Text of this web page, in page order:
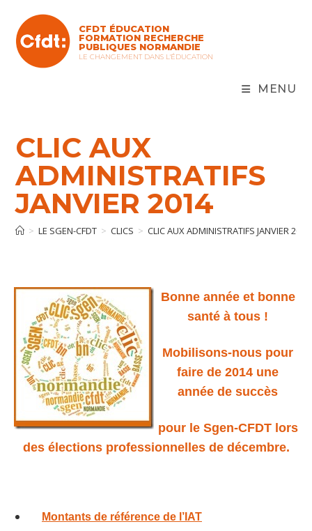
content
CFDT ÉDUCATION
FORMATION RECHERCHE
PUBLIQUES NORMANDIE
LE CHANGEMENT DANS L'ÉDUCATION
MENU
CLIC AUX
ADMINISTRATIFS
JANVIER 2014
> LE SGEN-CFDT > CLICS > CLIC AUX ADMINISTRATIFS JANVIER 2014
Bonne année et bonne
santé à tous !
Mobilisons-nous pour
faire de 2014 une
année de succès
pour le Sgen-CFDT lors
des élections professionnelles de décembre.
Montants de référence de l’IAT